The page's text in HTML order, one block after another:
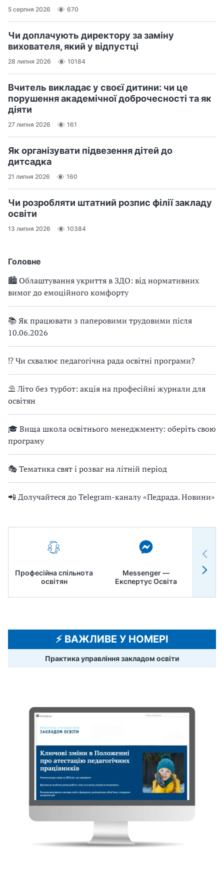
Головне
🏙 Облаштування укриття в ЗДО: від нормативних
вимог до емоційного комфорту
📚 Як працювати з паперовими трудовими після
10.06.2026
⁉ Чи схвалює педагогічна рада освітні програми?
⛱ Літо без турбот: акція на професійні журнали для
освітян
🎓 Вища школа освітнього менеджменту: оберіть свою
програму
🎭 Тематика свят і розваг на літній період
📲 Долучайтеся до Telegram-каналу «Педрада. Новини»
Професійна спільнота
освітян
Messenger —
Експертус Освіта
5 серпня 2026 670
Чи доплачують директору за заміну
вихователя, який у відпустці
28 липня 2026 10184
Вчитель викладає у своєї дитини: чи це
порушення академічної доброчесності та як
діяти
27 липня 2026 161
Як організувати підвезення дітей до
дитсадка
21 липня 2026 160
Чи розробляти штатний розпис філії закладу
освіти
13 липня 2026 10384
⚡️ ВАЖЛИВЕ У НОМЕРІ
Практика управління закладом освіти